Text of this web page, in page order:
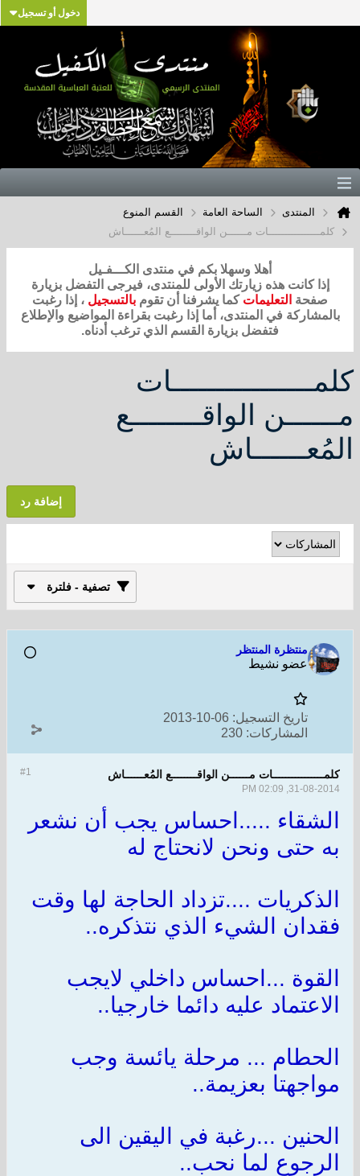
دخول أو تسجيل
المنتدى الساحة العامة
القسم المنوع
كلمــــــــــــــــات مــــــن الواقــــــــع المُعــــــاش
أهلا وسهلا بكم في منتدى الكـــفـيل
إذا كانت هذه زيارتك الأولى للمنتدى، فيرجى التفضل بزيارة
صفحة التعليمات كما يشرفنا أن تقوم بالتسجيل ، إذا رغبت
بالمشاركة في المنتدى، أما إذا رغبت بقراءة المواضيع والإطلاع
فتفضل بزيارة القسم الذي ترغب أدناه.
كلمــــــــــــــــات
مــــــن الواقــــــــع
المُعــــــاش
إضافة رد
تصفية - فلترة
منتظرة المنتظر
عضو نشيط
تاريخ التسجيل: 06-10-2013
المشاركات: 230
#1 كلمــــــــــــــــات مــــــن الواقــــــــع المُعــــــاش
31-08-2014, 02:09 PM
الشقاء .....احساس يجب أن نشعر
به حتى ونحن لانحتاج له
الذكريات ....تزداد الحاجة لها وقت
فقدان الشيء الذي نتذكره..
القوة ...احساس داخلي لايجب
الاعتماد عليه دائما خارجيا..
الحطام ... مرحلة يائسة وجب
مواجهتا بعزيمة..
الحنين ...رغبة في اليقين الى
الرجوع لما نحب..